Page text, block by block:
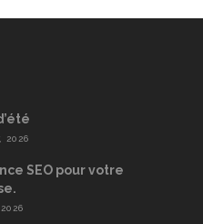
2026
SEO pour votre